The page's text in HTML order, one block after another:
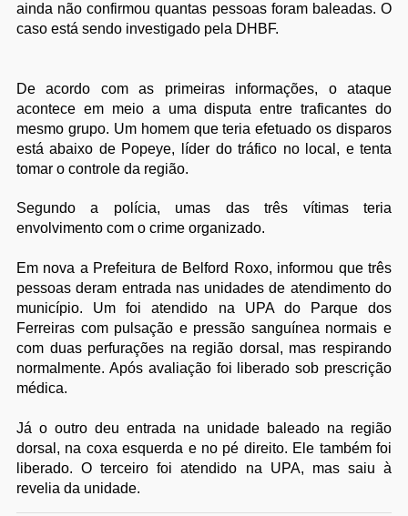
ainda não confirmou quantas pessoas foram baleadas. O
caso está sendo investigado pela DHBF.
De acordo com as primeiras informações, o ataque
acontece em meio a uma disputa entre traficantes do
mesmo grupo. Um homem que teria efetuado os disparos
está abaixo de Popeye, líder do tráfico no local, e tenta
tomar o controle da região.
Segundo a polícia, umas das três vítimas teria
envolvimento com o crime organizado.
Em nova a Prefeitura de Belford Roxo, informou que três
pessoas deram entrada nas unidades de atendimento do
município. Um foi atendido na UPA do Parque dos
Ferreiras com pulsação e pressão sanguínea normais e
com duas perfurações na região dorsal, mas respirando
normalmente. Após avaliação foi liberado sob prescrição
médica.
Já o outro deu entrada na unidade baleado na região
dorsal, na coxa esquerda e no pé direito. Ele também foi
liberado. O terceiro foi atendido na UPA, mas saiu à
revelia da unidade.